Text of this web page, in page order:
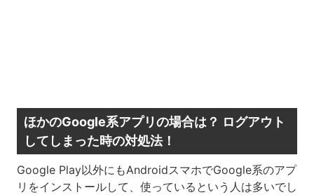
ほかのGoogle系アプリの場合は？ ログアウト
してしまった時の対処法！
Google Play以外にもAndroidスマホでGoogle系のアプ
リをインストールして、使っているという人は多いでし